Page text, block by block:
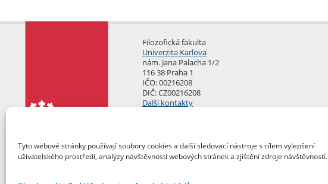
Tyto webové stránky používají soubory cookies a další sledovací nástroje s cílem vylepšení
uživatelského prostředí, analýzy návštěvnosti webových stránek a zjištění zdroje návštěvnosti.
Filozofická fakulta
Univerzita Karlova
nám. Jana Palacha 1/2
116 38 Praha 1
IČO: 00216208
DIČ: CZ00216208
Další kontakty